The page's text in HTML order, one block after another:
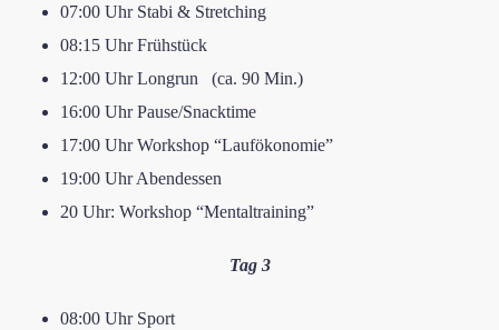
​07:00 Uhr ​S​tabi & Stretching
08:​15 Uhr Frühstück
​12:00 Uhr ​​​Longrun (ca. 90 Min.)
​1​6:00 Uhr Pause/Snacktime
​1​7:00 Uhr Workshop “Laufökonomie”
​19:00 Uhr Abendessen
​20 Uhr: Workshop “Mentaltraining”
Tag 3
​0​8:00 Uhr Sport